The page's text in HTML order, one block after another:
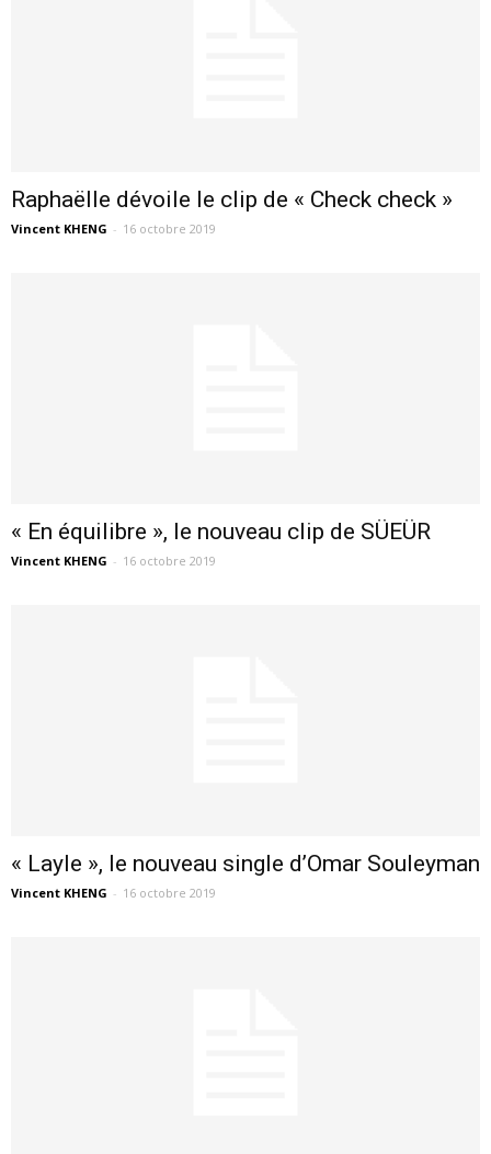
Raphaëlle dévoile le clip de « Check check »
Vincent KHENG - 16 octobre 2019
« En équilibre », le nouveau clip de SÜEÜR
Vincent KHENG - 16 octobre 2019
« Layle », le nouveau single d’Omar Souleyman
Vincent KHENG - 16 octobre 2019